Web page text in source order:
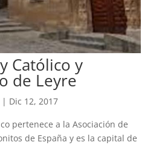
Católico y
de Leyre
Dic 12, 2017
pertenece a la Asociación de
de España y es la capital de